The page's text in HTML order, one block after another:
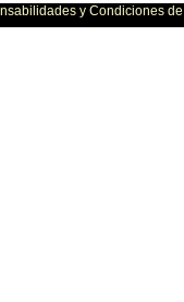
y Condiciones